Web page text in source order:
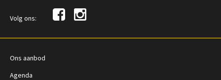
Volg ons:
Ons aanbod
Agenda